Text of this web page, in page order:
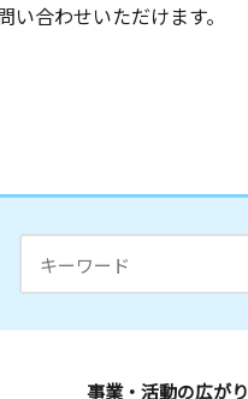
合わせいただけます。
事業・活動の広がり